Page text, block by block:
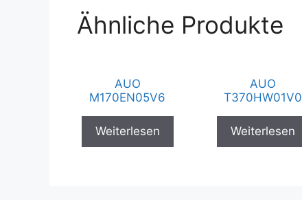
Ähnliche Produkte
AUO
M170EN05V6
Weiterlesen
AUO
T370HW01V0
Weiterlesen